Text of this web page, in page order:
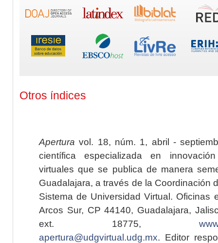
Otros índices
Apertura vol. 18, núm. 1, abril -
científica especializada en
virtuales que se publica de manera
Guadalajara, a través de la Coordinación
Sistema de Universidad Virtual. Oficinas
Arcos Sur, CP 44140, Guadalajara,
ext. 18775,
apertura@udgvirtual.udg.mx. Editor